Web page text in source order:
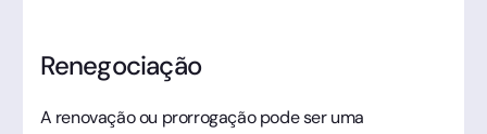
Renegociação
A renovação ou prorrogação pode ser uma